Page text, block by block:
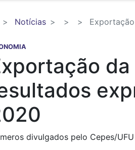
Notícias
divulgados pelo Cepes/